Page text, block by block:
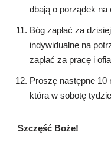
dbają o porządek na
Bóg zapłać za
indywidualne na
zapłać za pracę i
Proszę następne 10
która w sobotę
Szczęść Boże!